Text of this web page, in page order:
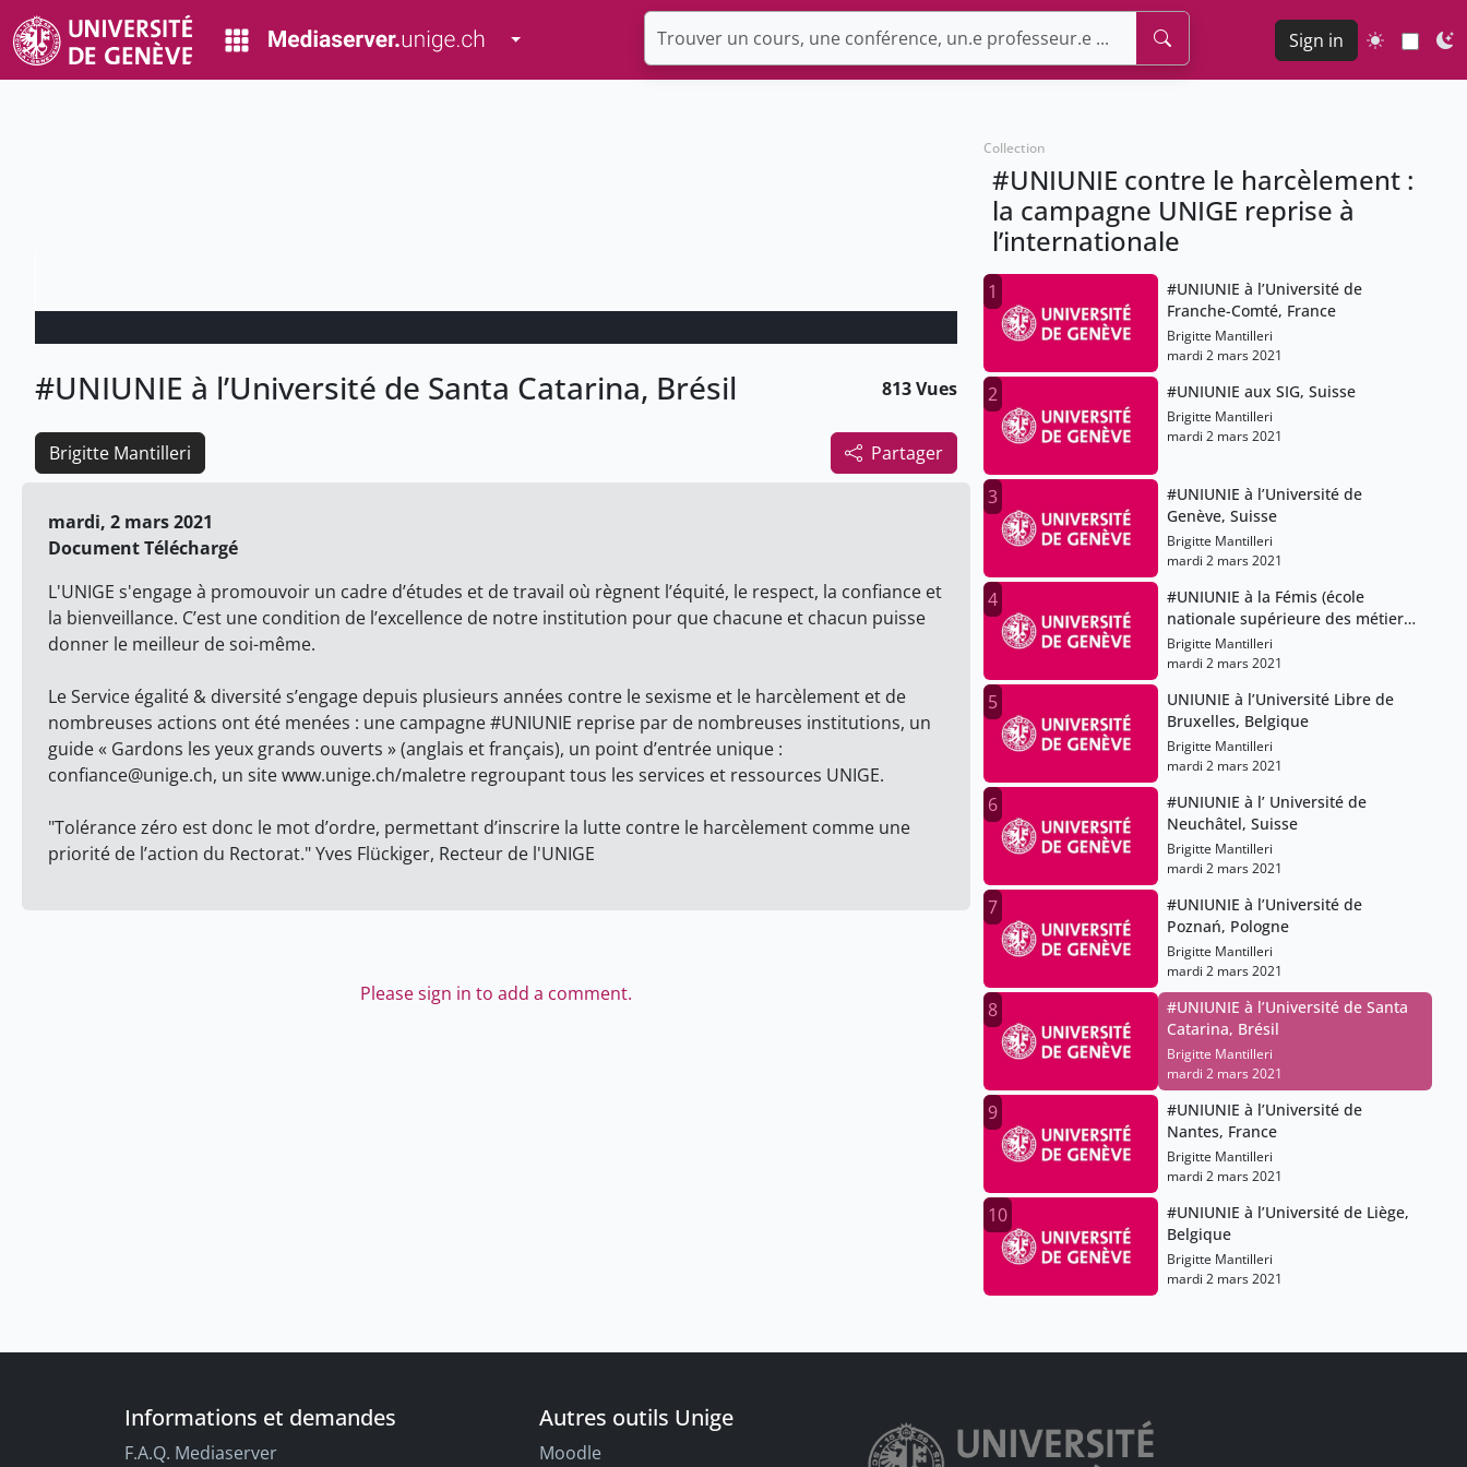
Toggle Dropdown Sign in
#UNIUNIE à l’Université de Santa Catarina, Brésil 813 Vues
Partager
Brigitte Mantilleri
mardi, 2 mars 2021
Document Téléchargé
L'UNIGE s'engage à promouvoir un cadre d’études et de travail où règnent l’équité, le respect, la confiance et
la bienveillance. C’est une condition de l’excellence de notre institution pour que chacune et chacun puisse
donner le meilleur de soi-même.
Le Service égalité & diversité s’engage depuis plusieurs années contre le sexisme et le harcèlement et de
nombreuses actions ont été menées : une campagne #UNIUNIE reprise par de nombreuses institutions, un
guide « Gardons les yeux grands ouverts » (anglais et français), un point d’entrée unique :
confiance@unige.ch, un site www.unige.ch/maletre regroupant tous les services et ressources UNIGE.
"Tolérance zéro est donc le mot d’ordre, permettant d’inscrire la lutte contre le harcèlement comme une
priorité de l’action du Rectorat." Yves Flückiger, Recteur de l'UNIGE
Please sign in to add a comment.
Collection
#UNIUNIE contre le harcèlement :
la campagne UNIGE reprise à
l’internationale
1
#UNIUNIE à l’Université de
Franche-Comté, France
Brigitte Mantilleri
mardi 2 mars 2021
2 #UNIUNIE aux SIG, Suisse
Brigitte Mantilleri
mardi 2 mars 2021
3
#UNIUNIE à l’Université de
Genève, Suisse
Brigitte Mantilleri
mardi 2 mars 2021
4
#UNIUNIE à la Fémis (école
nationale supérieure des métiers
de l'image et du son), France
Brigitte Mantilleri
mardi 2 mars 2021
5
UNIUNIE à l’Université Libre de
Bruxelles, Belgique
Brigitte Mantilleri
mardi 2 mars 2021
6
#UNIUNIE à l’ Université de
Neuchâtel, Suisse
Brigitte Mantilleri
mardi 2 mars 2021
7
#UNIUNIE à l’Université de
Poznań, Pologne
Brigitte Mantilleri
mardi 2 mars 2021
8
#UNIUNIE à l’Université de Santa
Catarina, Brésil
Brigitte Mantilleri
mardi 2 mars 2021
9
#UNIUNIE à l’Université de
Nantes, France
Brigitte Mantilleri
mardi 2 mars 2021
10
#UNIUNIE à l’Université de Liège,
Belgique
Brigitte Mantilleri
mardi 2 mars 2021
Informations et demandes
F.A.Q. Mediaserver
Autres outils Unige
Moodle